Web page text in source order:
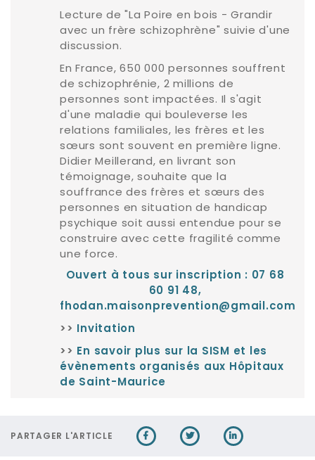
Lecture de "La Poire en bois - Grandir
avec un frère schizophrène" suivie d'une
discussion.
En France, 650 000 personnes souffrent
de schizophrénie, 2 millions de
personnes sont impactées. Il s'agit
d'une maladie qui bouleverse les
relations familiales, les frères et les
sœurs sont souvent en première ligne.
Didier Meillerand, en livrant son
témoignage, souhaite que la
souffrance des frères et sœurs des
personnes en situation de handicap
psychique soit aussi entendue pour se
construire avec cette fragilité comme
une force.
Ouvert à tous sur inscription : 07 68
60 91 48,
fhodan.maisonprevention@gmail.com
>> Invitation
>>
En savoir plus sur la SISM et les
évènements organisés aux Hôpitaux
de Saint-Maurice
PARTAGER L'ARTICLE